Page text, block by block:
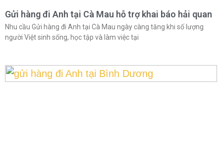
Gửi hàng đi Anh tại Cà Mau hỗ trợ khai báo hải quan
Nhu cầu Gửi hàng đi Anh tại Cà Mau ngày càng tăng khi số lượng
người Việt sinh sống, học tập và làm việc tại